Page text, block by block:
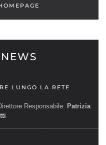
LUNGO LA RETE
Responsabile: Patrizia